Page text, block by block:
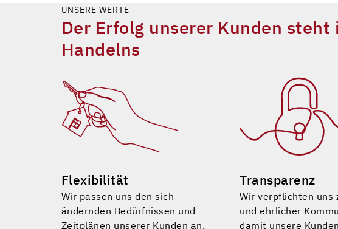
UNSERE WERTE
Der Erfolg unserer Kunden
Handelns
Flexibilität
Wir passen uns den sich
ändernden Bedürfnissen und
Zeitplänen unserer Kunden an,
Transparenz
Wir verpflichten uns
und ehrlicher
damit unsere